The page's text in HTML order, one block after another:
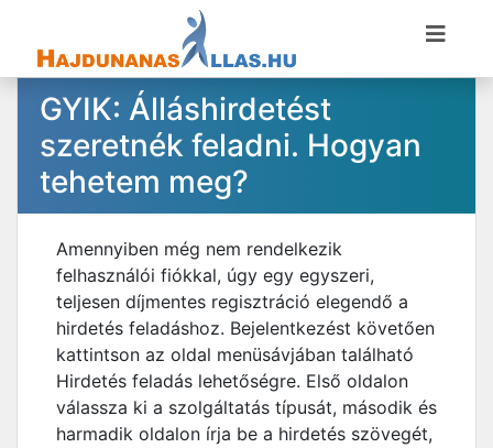
GYIK: Álláshirdetést
szeretnék feladni. Hogyan
tehetem meg?
Amennyiben még nem rendelkezik
felhasználói fiókkal, úgy egy egyszeri,
teljesen díjmentes regisztráció elegendő a
hirdetés feladáshoz. Bejelentkezést követően
kattintson az oldal menüsávjában található
Hirdetés feladás lehetőségre. Első oldalon
válassza ki a szolgáltatás típusát, második és
harmadik oldalon írja be a hirdetés szövegét,